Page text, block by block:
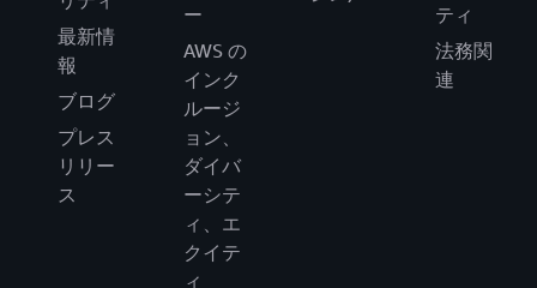
最新情
報
ブログ
プレス
リリー
ス
ー
AWS の
インク
ルージ
ョン、
ダイバ
ーシテ
ィ、エ
クイテ
ィ
ティ
法務関
連